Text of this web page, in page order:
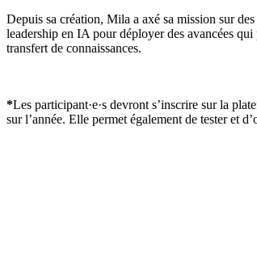
Depuis sa création, Mila a axé sa mission sur
leadership en IA pour déployer des avancées
transfert de connaissances.
*Les participant·e·s devront s’inscrire sur la
sur l’année. Elle permet également de tester et